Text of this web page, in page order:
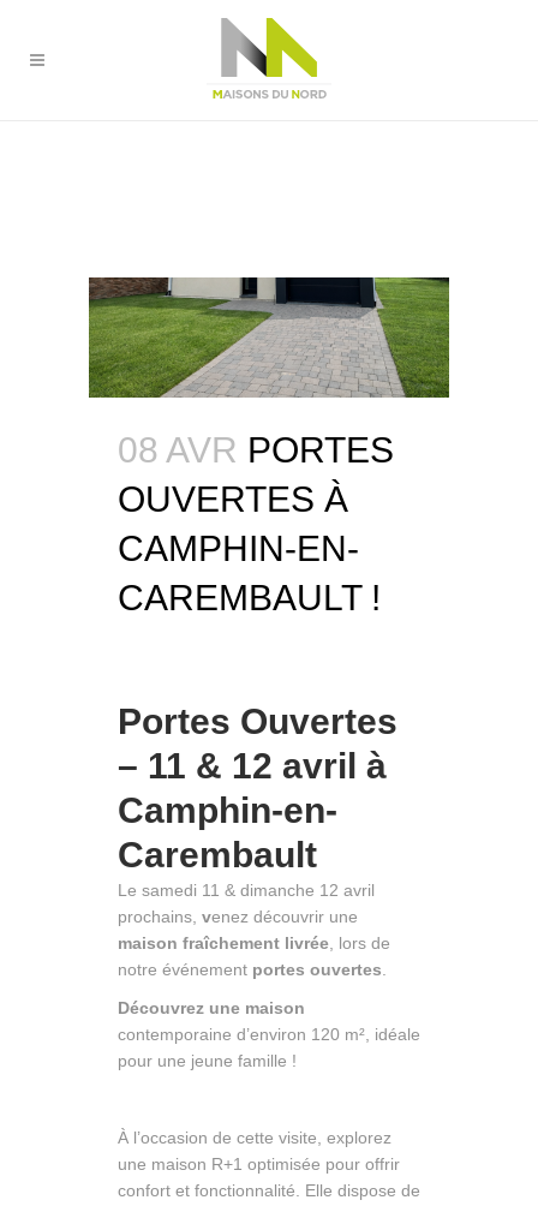
08 AVR PORTES
OUVERTES À
CAMPHIN-EN-
CAREMBAULT !
Portes Ouvertes
– 11 & 12 avril à
Camphin-en-
Carembault
Le samedi 11 & dimanche 12 avril
prochains, venez découvrir une
maison fraîchement livrée , lors de
notre événement portes ouvertes
Découvrez une maison
contemporaine d’environ 120 m², idéale
pour une jeune famille !
À l’occasion de cette visite, explorez
une maison R+1 optimisée pour offrir
confort et fonctionnalité. Elle dispose de